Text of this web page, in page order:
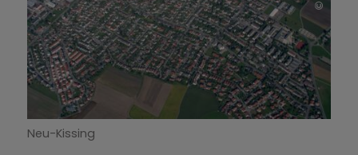
Neu-Kissing